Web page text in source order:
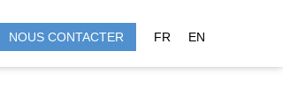
NOUS CONTACTER FR EN